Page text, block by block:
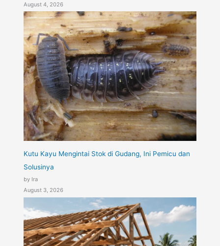
August 4, 2026
Kutu Kayu Mengintai Stok di Gudang, Ini Pemicu dan
Solusinya
by Ira
August 3, 2026